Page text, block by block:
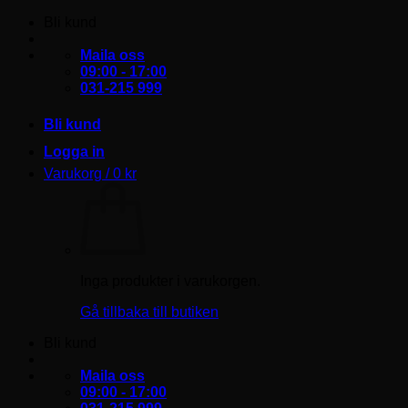
Maila oss
09:00 - 17:00
031-215 999
Bli kund
Logga in
Varukorg /0 kr
Gå tillbaka till butiken
Maila oss
09:00 - 17:00